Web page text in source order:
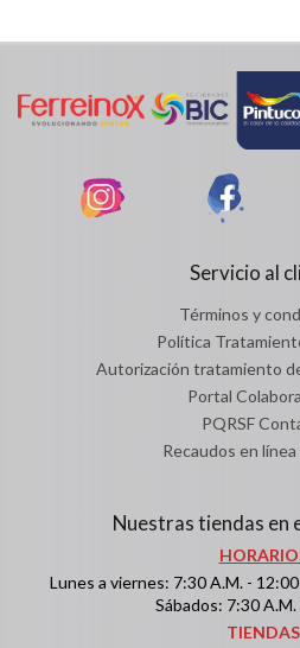
Servicio al
Términos y
Política
Autorización tratamiento
Portal
PQRSF
Recaudos en
Nuestras tiendas en
Lunes a viernes: 7:30 A.M. -
Sábados: 7:30